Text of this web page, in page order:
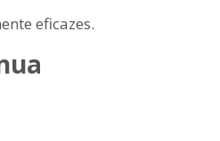
eficazes.